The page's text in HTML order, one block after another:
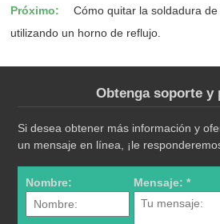
Próximo:
Cómo quitar la soldadura
utilizando un horno de reflujo.
Obtenga soporte y
Si desea obtener más información y
un mensaje en línea, ¡le
Nombre: Mensaje: *